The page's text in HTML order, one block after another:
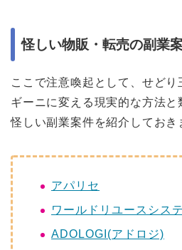
怪しい物販・転売の副業
ここで注意喚起として、せど
ギーニに変える現実的な方法
怪しい副業案件を紹介しておき
アパリセ
ワールドリユースシス
ADOLOGI(アドロジ)